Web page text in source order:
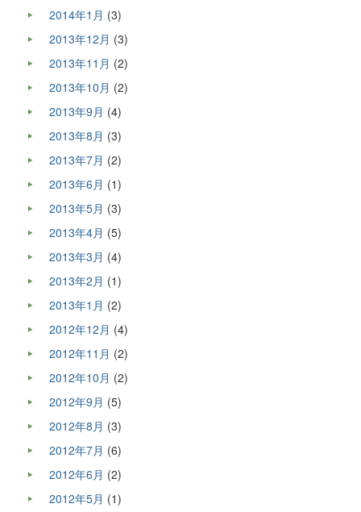
2014年1月 (3)
2013年12月 (3)
2013年11月 (2)
2013年10月 (2)
2013年9月 (4)
2013年8月 (3)
2013年7月 (2)
2013年6月 (1)
2013年5月 (3)
2013年4月 (5)
2013年3月 (4)
2013年2月 (1)
2013年1月 (2)
2012年12月 (4)
2012年11月 (2)
2012年10月 (2)
2012年9月 (5)
2012年8月 (3)
2012年7月 (6)
2012年6月 (2)
2012年5月 (1)